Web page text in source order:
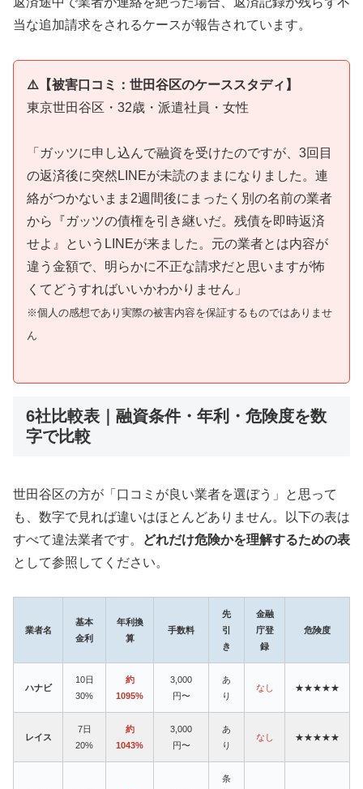
当な追加請求をされるケースが報告されています。
⚠️【被害口コミ：世田谷区のケーススタディ】
東京世田谷区・32歳・派遣社員・女性
「ガッツに申し込んで融資を受けたのですが、3回目
の返済後に突然LINEが未読のままになりました。連
絡がつかないまま2週間後にまったく別の名前の業者
から『ガッツの債権を引き継いだ。残債を即時返済
せよ』というLINEが来ました。元の業者とは内容が
違う金額で、明らかに不正な請求だと思いますが怖
くてどうすればいいかわかりません」
※個人の感想であり実際の被害内容を保証するものではありませ
ん
6社比較表｜融資条件・年利・危険度を数
字で比較
世田谷区の方が「口コミが良い業者を選ぼう」と思って
も、数字で見れば違いはほとんどありません。以下の表は
すべて違法業者です。
どれだけ危険かを理解するための表
として参照してください。
業者名
基本
金利
年利換
算
手数料
先
引
き
金融
庁登
録
危険度
ハナビ
10日
30%
約
1095%
3,000
円〜
あ
り
なし ★★★★★
レイス
7日
20%
約
1043%
3,000
円〜
あ
り
なし ★★★★★
条